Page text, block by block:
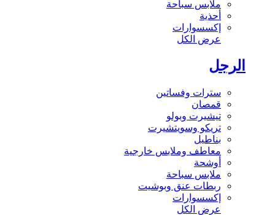
ملابس سباحة
أحذية
إكسسوارات
عرض الكل
الرجل
سترات وفساتين
قمصان
تيشيرت وبولو
تريكو وسويتشيرت
بناطيل
معاطف وملابس خارجية
أوشحة
ملابس سباحة
ربطات عنق وبوشيت
إكسسوارات
عرض الكل